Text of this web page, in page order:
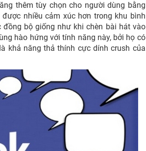
thêm tùy chọn cho người dùng bằng
nhiều cảm xúc hơn trong khu bình
bộ giống như khi chèn bài hát vào
hào hứng với tính năng này, bởi họ có
khả năng thả thính cực dính crush của